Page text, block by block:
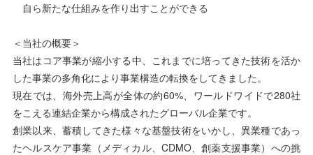
自ら新たな仕組みを作り出すことができる
＜当社の概要＞
当社はコア事業が縮小する中、これまでに培ってきた技術を活か
した事業の多角化により事業構造の転換をしてきました。
現在では、海外売上高が全体の約60%、ワールドワイドで280社
をこえる連結企業から構成されたグローバル企業です。
創業以来、蓄積してきた様々な基盤技術をいかし、異業種であっ
たヘルスケア事業（メディカル、CDMO、創薬支援事業）への挑